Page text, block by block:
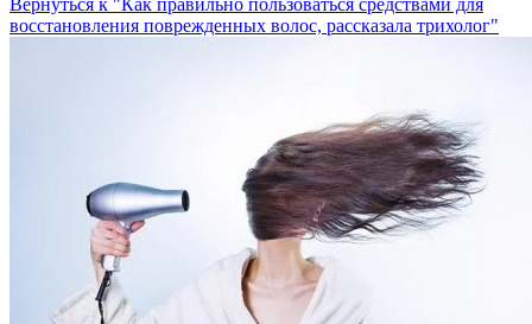
Вернуться к "Как правильно пользоваться средствами для
восстановления поврежденных волос, рассказала трихолог"